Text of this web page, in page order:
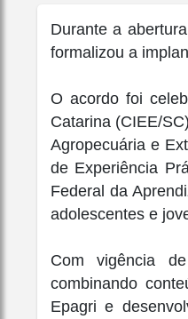
Durante a
formalizou a
O acordo foi
Catarina (CIEE/
Agropecuária e
de Experiência
Federal da
adolescentes e
Com vigência
combinando
Epagri e